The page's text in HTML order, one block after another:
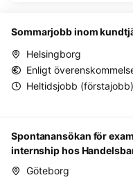
Sommarjobb inom
Helsingborg
Enligt
Heltidsjobb (förstajobb)
Spontanansökan för
internship hos
Göteborg